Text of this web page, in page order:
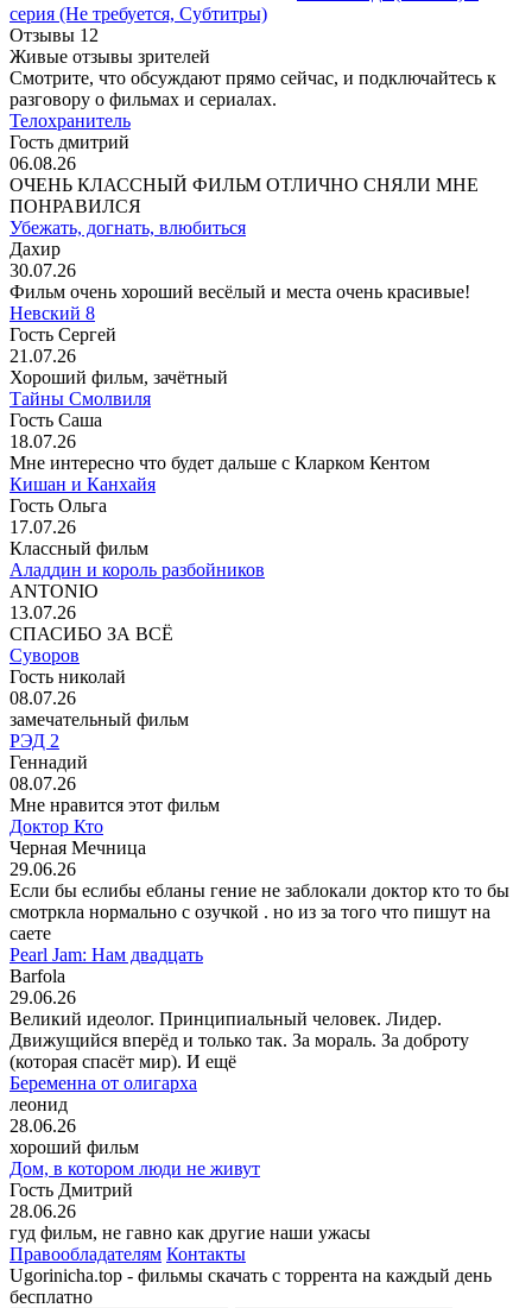
серия (Не требуется, Субтитры)
Отзывы 12
Живые отзывы зрителей
Смотрите, что обсуждают прямо сейчас, и подключайтесь к
разговору о фильмах и сериалах.
Телохранитель
Гость дмитрий
06.08.26
ОЧЕНЬ КЛАССНЫЙ ФИЛЬМ ОТЛИЧНО СНЯЛИ МНЕ
ПОНРАВИЛСЯ
Убежать, догнать, влюбиться
Дахир
30.07.26
Фильм очень хороший весёлый и места очень красивые!
Невский 8
Гость Сергей
21.07.26
Хороший фильм, зачётный
Тайны Смолвиля
Гость Саша
18.07.26
Мне интересно что будет дальше с Кларком Кентом
Кишан и Канхайя
Гость Ольга
17.07.26
Классный фильм
Аладдин и король разбойников
ANTONIO
13.07.26
СПАСИБО ЗА ВСЁ
Суворов
Гость николай
08.07.26
замечательный фильм
РЭД 2
Геннадий
08.07.26
Мне нравится этот фильм
Доктор Кто
Черная Мечница
29.06.26
Если бы еслибы ебланы гение не заблокали доктор кто то бы
смотркла нормально с озучкой . но из за того что пишут на
саете
Pearl Jam: Нам двадцать
Barfola
29.06.26
Великий идеолог. Принципиальный человек. Лидер.
Движущийся вперёд и только так. За мораль. За доброту
(которая спасёт мир). И ещё
Беременна от олигарха
леонид
28.06.26
хороший фильм
Дом, в котором люди не живут
Гость Дмитрий
28.06.26
гуд фильм, не гавно как другие наши ужасы
Правообладателям Контакты
Ugorinicha.top - фильмы скачать с торрента на каждый день
бесплатно